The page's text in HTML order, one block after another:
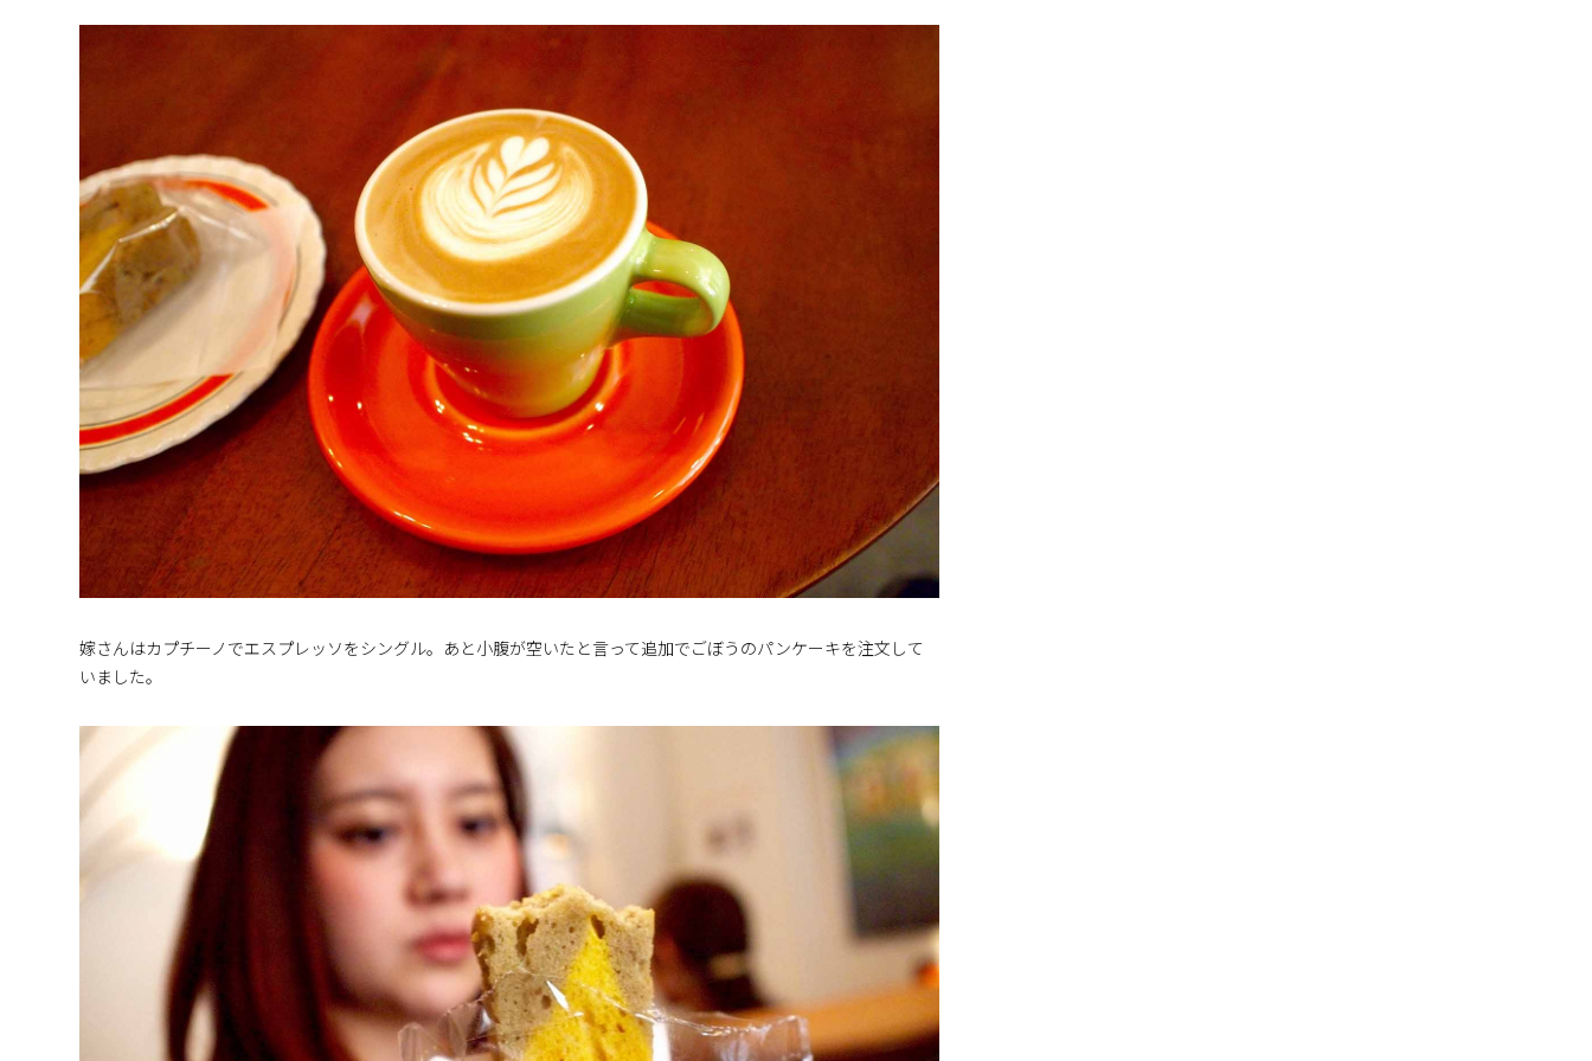
嫁さんはカプチーノでエスプレッソをシングル。あと小腹が空いたと言って追加でごぼうのパンケーキを注文して
いました。